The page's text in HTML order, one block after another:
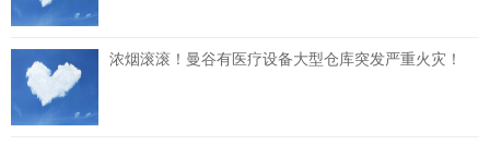
浓烟滚滚！曼谷有医疗设备大型仓库突发严重火灾！